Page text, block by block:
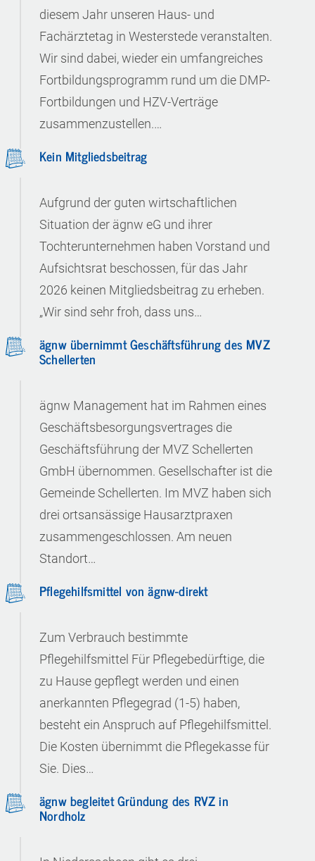
diesem Jahr unseren Haus- und
Fachärztetag in Westerstede veranstalten.
Wir sind dabei, wieder ein umfangreiches
Fortbildungsprogramm rund um die DMP-
Fortbildungen und HZV-Verträge
zusammenzustellen.…
Kein Mitgliedsbeitrag
Aufgrund der guten wirtschaftlichen
Situation der ägnw eG und ihrer
Tochterunternehmen haben Vorstand und
Aufsichtsrat beschossen, für das Jahr
2026 keinen Mitgliedsbeitrag zu erheben.
„Wir sind sehr froh, dass uns…
ägnw übernimmt Geschäftsführung des MVZ
Schellerten
ägnw Management hat im Rahmen eines
Geschäftsbesorgungsvertrages die
Geschäftsführung der MVZ Schellerten
GmbH übernommen. Gesellschafter ist die
Gemeinde Schellerten. Im MVZ haben sich
drei ortsansässige Hausarztpraxen
zusammengeschlossen. Am neuen
Standort…
Pflegehilfsmittel von ägnw-direkt
Zum Verbrauch bestimmte
Pflegehilfsmittel Für Pflegebedürftige, die
zu Hause gepflegt werden und einen
anerkannten Pflegegrad (1-5) haben,
besteht ein Anspruch auf Pflegehilfsmittel.
Die Kosten übernimmt die Pflegekasse für
Sie. Dies…
ägnw begleitet Gründung des RVZ in
Nordholz